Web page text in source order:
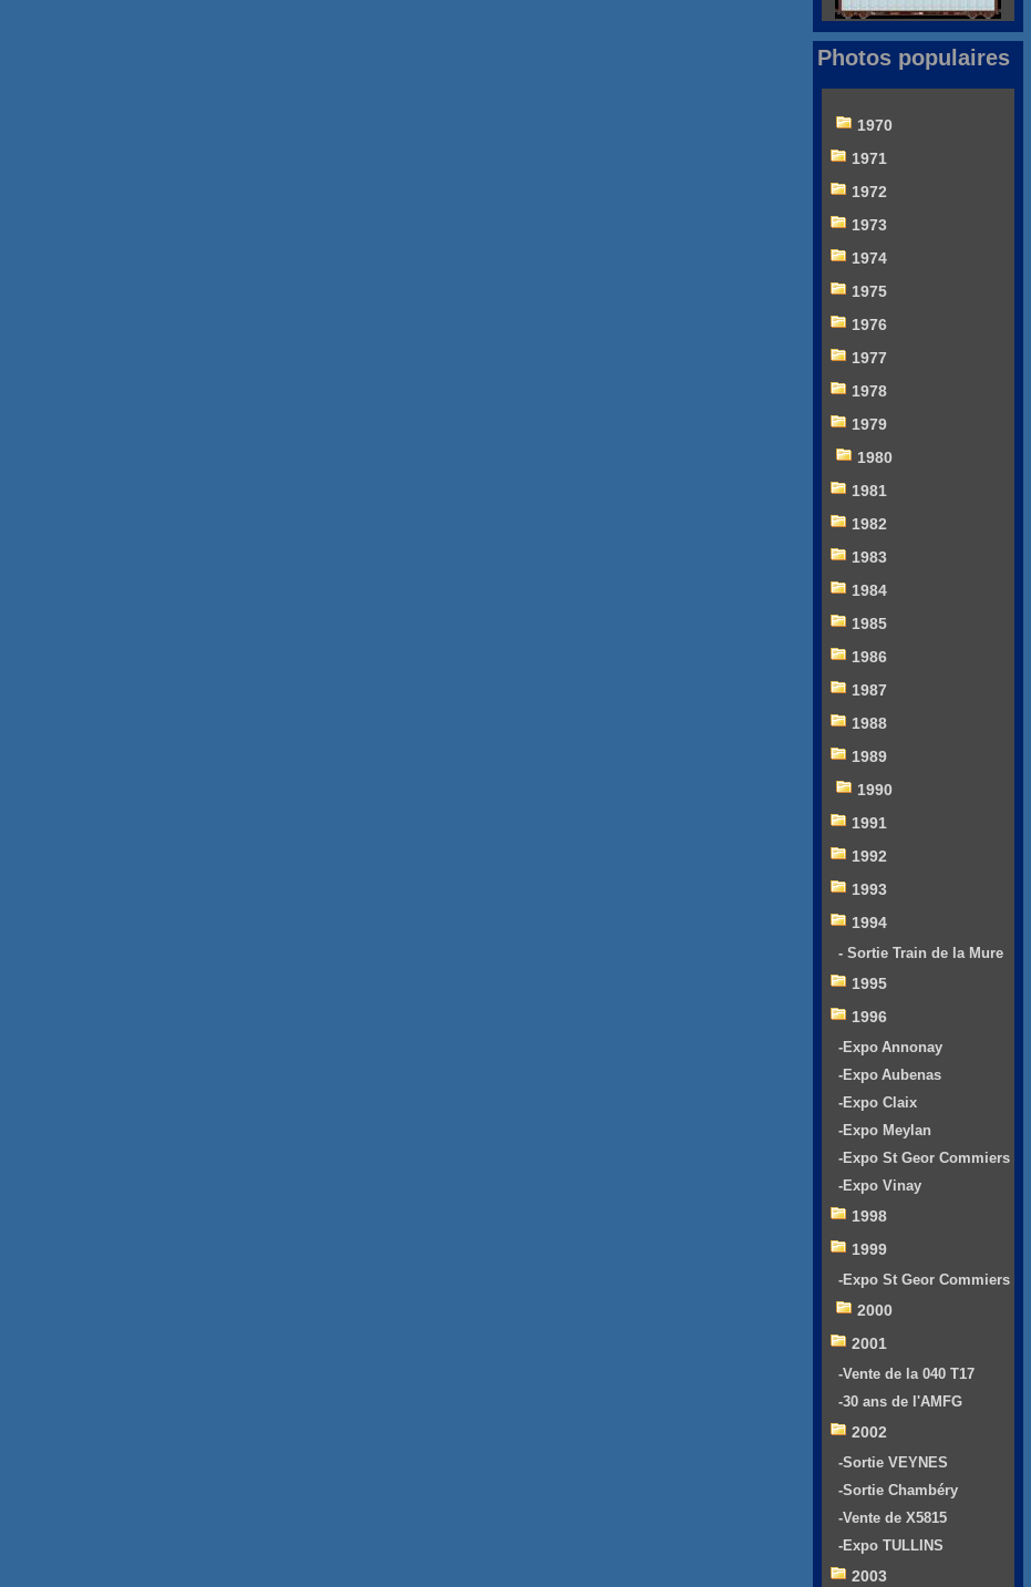
Photos populaires
1970
1971
1972
1973
1974
1975
1976
1977
1978
1979
1980
1981
1982
1983
1984
1985
1986
1987
1988
1989
1990
1991
1992
1993
1994
- Sortie Train de la Mure
1995
1996
-Expo Annonay
-Expo Aubenas
-Expo Claix
-Expo Meylan
-Expo St Geor Commiers
-Expo Vinay
1998
1999
-Expo St Geor Commiers
2000
2001
-Vente de la 040 T17
-30 ans de l'AMFG
2002
-Sortie VEYNES
-Sortie Chambéry
-Vente de X5815
-Expo TULLINS
2003